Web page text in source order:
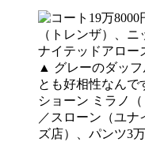
▲ グレーのダッ
とも好相性なんで
ショーン ミラノ
／スローン（ユ
ズ店）、パンツ3